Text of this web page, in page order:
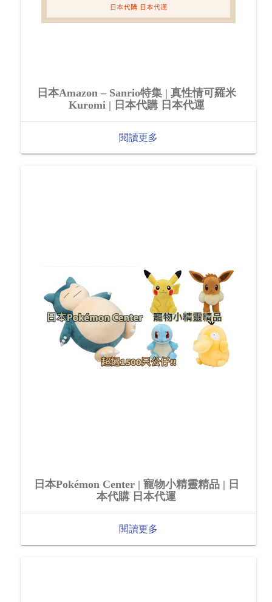
日本Amazon – Sanrio特集 | 真性情可羅米
Kuromi | 日本代購 日本代運
閱讀更多
日本Pokémon Center | 寵物小精靈精品 | 日
本代購 日本代運
閱讀更多